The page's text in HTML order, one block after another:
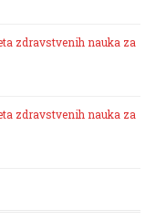
zdravstvenih nauka za
zdravstvenih nauka za